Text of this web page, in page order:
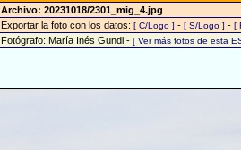
Archivo: 20231018/2301_mig_4.jpg
Exportar la foto con los datos: [ C/Logo ] - [ S/Logo ] - [
Fotógrafo: María Inés Gundi - [ Ver más fotos de esta